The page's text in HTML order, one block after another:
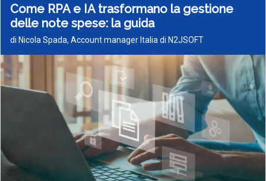
Come RPA e IA trasformano la gestione
delle note spese: la guida
di Nicola Spada, Account manager Italia di N2JSOFT